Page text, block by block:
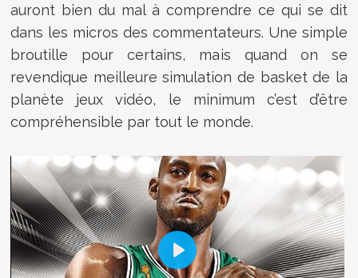
auront bien du mal à comprendre ce qui se dit
dans les micros des commentateurs. Une simple
broutille pour certains, mais quand on se
revendique meilleure simulation de basket de la
planète jeux vidéo, le minimum c’est d’être
compréhensible par tout le monde.